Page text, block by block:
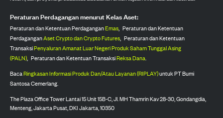
Peraturan Perdagangan menurut Kelas Aset:
Peraturan dan Ketentuan PerdaganganEmas, Peraturan dan Ketentuan
PerdaganganAset Crypto dan Crypto Futures, Peraturan dan Ketentuan
TransaksiPenyaluran Amanat Luar Negeri Produk Saham Tunggal Asing
(PALN), Peraturan dan Ketentuan TransaksiReksa Dana.
BacaRingkasan Informasi Produk Dan/Atau Layanan (RIPLAY)untuk PT Bumi
Santosa Cemerlang.
The Plaza Office Tower Lantai 15 Unit 15B-C, Jl. MH Thamrin Kav 28-30, Gondangdia,
Menteng, Jakarta Pusat, DKI Jakarta, 10350